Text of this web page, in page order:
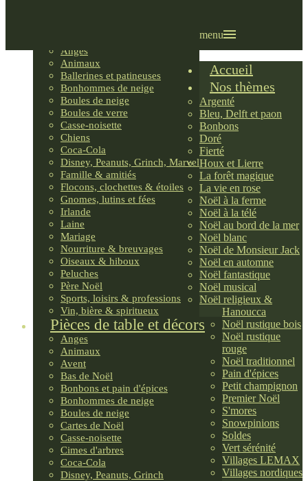
Anges
Animaux
Ballerines et patineuses
Bonhommes de neige
Boules de neige
Boules de verre
Casse-noisette
Chiens
Coca-Cola
Disney, Peanuts, Grinch, Marvel
Famille & amitiés
Flocons, clochettes & étoiles
Gnomes, lutins et fées
Irlande
Laine
Mariage
Nourriture & breuvages
Oiseaux & hiboux
Peluches
Père Noël
Sports, loisirs & professions
Vin, bière & spiritueux
Pièces de table et décors
Anges
Animaux
Avent
Bas de Noël
Bonbons et pain d'épices
Bonhommes de neige
Boules de neige
Cartes de Noël
Casse-noisette
Cimes d'arbres
Coca-Cola
Disney, Peanuts, Grinch
menu
Accueil
Nos thèmes
Argenté
Bleu, Delft et paon
Bonbons
Doré
Fierté
Houx et Lierre
La forêt magique
La vie en rose
Noël à la ferme
Noël à la télé
Noël au bord de la mer
Noël blanc
Noël de Monsieur Jack
Noël en automne
Noël fantastique
Noël musical
Noël religieux &
Hanoucca
Noël rustique bois
Noël rustique
rouge
Noël traditionnel
Pain d'épices
Petit champignon
Premier Noël
S'mores
Snowpinions
Soldes
Vert sérénité
Villages LEMAX
Villages nordiques